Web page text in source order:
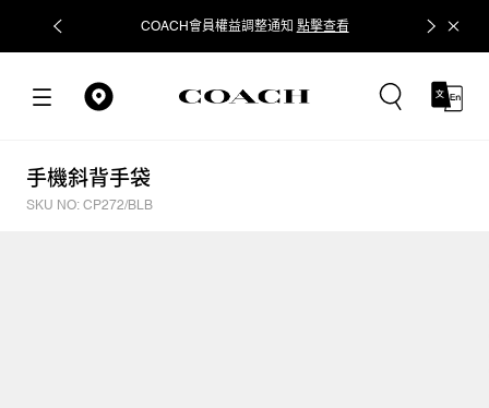
COACH會員權益調整通知 點擊查看 立即追蹤
手機斜背手袋
SKU NO: CP272/BLB